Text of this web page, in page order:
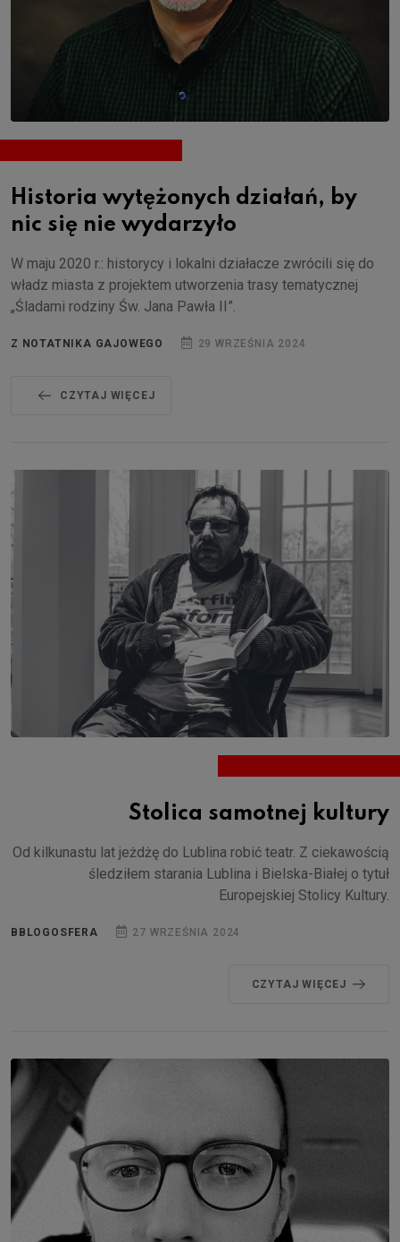
Historia wytężonych działań, by
nic się nie wydarzyło
W maju 2020 r.: historycy i lokalni działacze zwrócili się do
władz miasta z projektem utworzenia trasy tematycznej
„Śladami rodziny Św. Jana Pawła II”.
Z NOTATNIKA GAJOWEGO 29 WRZEŚNIA 2024
CZYTAJ WIĘCEJ
Stolica samotnej kultury
Od kilkunastu lat jeżdżę do Lublina robić teatr. Z ciekawością
śledziłem starania Lublina i Bielska-Białej o tytuł
Europejskiej Stolicy Kultury.
BBLOGOSFERA 27 WRZEŚNIA 2024
CZYTAJ WIĘCEJ